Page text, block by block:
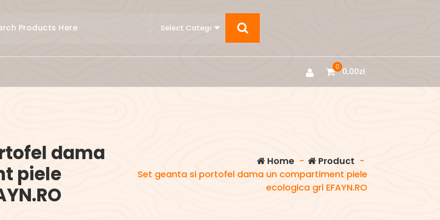
0 0,00zł
dama
piele
Home - Product -
Set geanta si portofel dama un compartiment piele
ecologica gri EFAYN.RO